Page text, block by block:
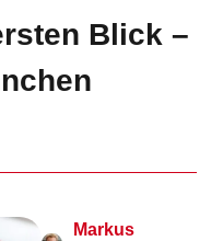
Blick –
Markus